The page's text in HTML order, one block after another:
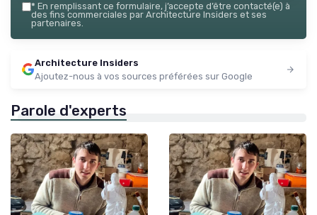
* En remplissant ce formulaire, j’accepte d’être contacté(e) à
des fins commerciales par Architecture Insiders et ses
partenaires.
Architecture Insiders
Ajoutez-nous à vos sources préférées sur Google
Parole d'experts